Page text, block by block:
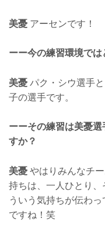
美憂 アーセンです！
ーー今の練習環境で
美憂 パク・シウ選手
子の選手です。
ーーその練習は美憂
すか？
美憂 やはりみんなチ
持ちは、一人ひとり
ういう気持ちが伝わ
ですね！笑